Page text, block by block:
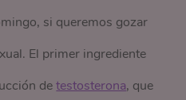
si queremos gozar
El primer ingrediente
detestosterona, que